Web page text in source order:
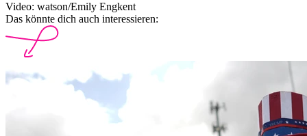
Video: watson/Emily Engkent
Das könnte dich auch interessieren: